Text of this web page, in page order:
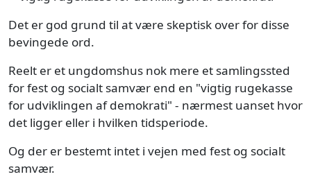
Det er god grund til at være skeptisk over for disse
bevingede ord.
Reelt er et ungdomshus nok mere et samlingssted
for fest og socialt samvær end en "vigtig rugekasse
for udviklingen af demokrati" - nærmest uanset hvor
det ligger eller i hvilken tidsperiode.
Og der er bestemt intet i vejen med fest og socialt
samvær.